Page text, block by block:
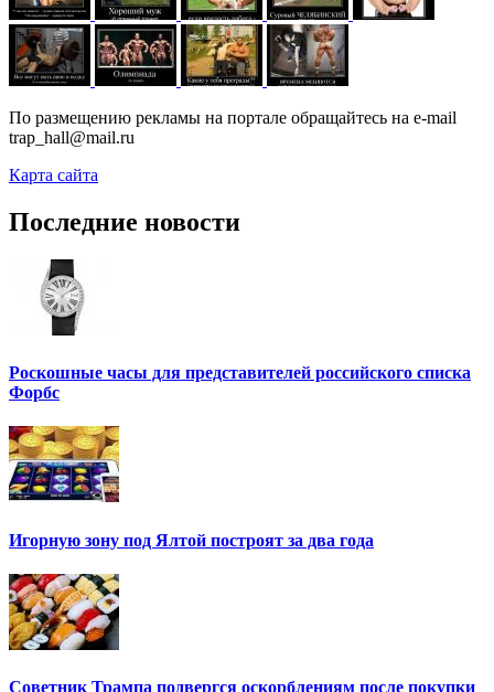
По размещению рекламы на портале обращайтесь на e-mail
trap_hall@mail.ru
Карта сайта
Последние новости
Роскошные часы для представителей российского списка
Форбс
Игорную зону под Ялтой построят за два года
Советник Трампа подвергся оскорблениям после покупки